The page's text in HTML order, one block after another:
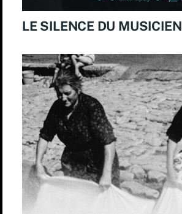
LE SILENCE DU MUSICIEN